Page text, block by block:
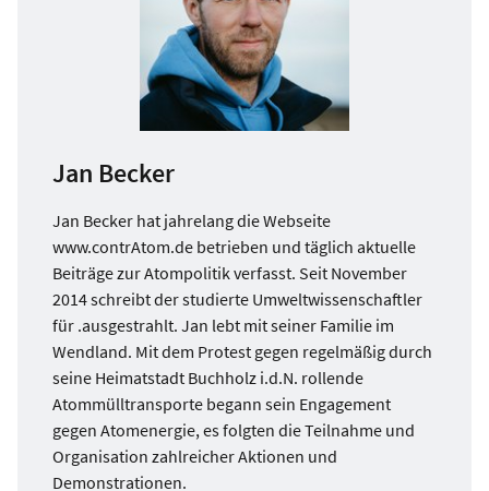
Jan Becker
Jan Becker hat jahrelang die Webseite
www.contrAtom.de betrieben und täglich aktuelle
Beiträge zur Atompolitik verfasst. Seit November
2014 schreibt der studierte Umweltwissenschaftler
für .ausgestrahlt. Jan lebt mit seiner Familie im
Wendland. Mit dem Protest gegen regelmäßig durch
seine Heimatstadt Buchholz i.d.N. rollende
Atommülltransporte begann sein Engagement
gegen Atomenergie, es folgten die Teilnahme und
Organisation zahlreicher Aktionen und
Demonstrationen.